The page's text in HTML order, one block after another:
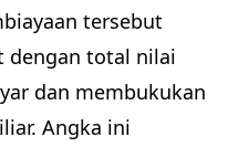
tersebut
dengan total nilai
dan membukukan
Angka ini